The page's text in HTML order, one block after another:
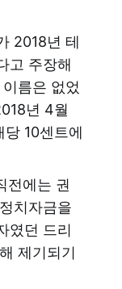
2018년 테
고 주장해
름은 없었
년 4월
10센트에
전에는 권
치자금을
였던 드리
제기되기